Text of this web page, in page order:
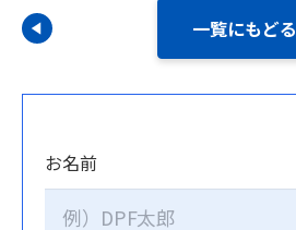
一覧にもどる
お名前